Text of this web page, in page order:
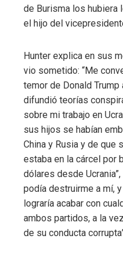
de Burisma los hubiera
el hijo del
Hunter explica en sus
vio sometido: “Me
temor de Donald
difundió teorías
sobre mi trabajo en
sus hijos se habían
China y Rusia y de que
estaba en la cárcel por
dólares desde
podía destruirme a mí,
lograría acabar con
ambos partidos, a la
de su conducta